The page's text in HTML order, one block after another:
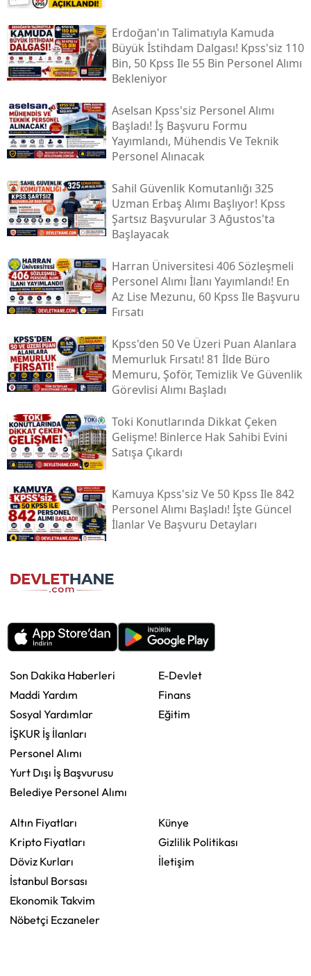
Erdoğan'ın Talimatıyla Kamuda
Büyük İstihdam Dalgası! Kpss'siz 110
Bin, 50 Kpss Ile 55 Bin Personel Alımı
Bekleniyor
Aselsan Kpss'siz Personel Alımı
Başladı! İş Başvuru Formu
Yayımlandı, Mühendis Ve Teknik
Personel Alınacak
Sahil Güvenlik Komutanlığı 325
Uzman Erbaş Alımı Başlıyor! Kpss
Şartsız Başvurular 3 Ağustos'ta
Başlayacak
Harran Üniversitesi 406 Sözleşmeli
Personel Alımı İlanı Yayımlandı! En
Az Lise Mezunu, 60 Kpss Ile Başvuru
Fırsatı
Kpss'den 50 Ve Üzeri Puan Alanlara
Memurluk Fırsatı! 81 İlde Büro
Memuru, Şoför, Temizlik Ve Güvenlik
Görevlisi Alımı Başladı
Toki̇ Konutlarında Dikkat Çeken
Gelişme! Binlerce Hak Sahibi Evini
Satışa Çıkardı
Kamuya Kpss'siz Ve 50 Kpss Ile 842
Personel Alımı Başladı! İşte Güncel
İlanlar Ve Başvuru Detayları
Son Dakika Haberleri
Maddi Yardım
Sosyal Yardımlar
İŞKUR İş İlanları
Personel Alımı
Yurt Dışı İş Başvurusu
Belediye Personel Alımı
E-Devlet
Finans
Eğitim
Altın Fiyatları
Kripto Fiyatları
Döviz Kurları
İstanbul Borsası
Ekonomik Takvim
Nöbetçi Eczaneler
Künye
Gizlilik Politikası
İletişim